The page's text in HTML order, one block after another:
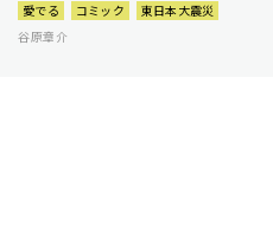
愛でる コミック
東日本大震災
谷原章介